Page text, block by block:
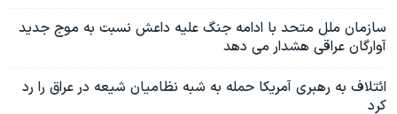
سازمان ملل متحد با ادامه جنگ علیه داعش نسبت به موج جدید
آوارگان عراقی هشدار می دهد
ائتلاف به رهبری آمریکا حمله به شبه نظامیان شیعه در عراق را رد
کرد